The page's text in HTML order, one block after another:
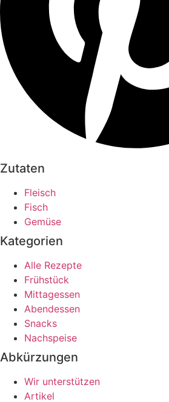
Zutaten
Fleisch
Fisch
Gemüse
Kategorien
Alle Rezepte
Frühstück
Mittagessen
Abendessen
Snacks
Nachspeise
Abkürzungen
Wir unterstützen
Artikel